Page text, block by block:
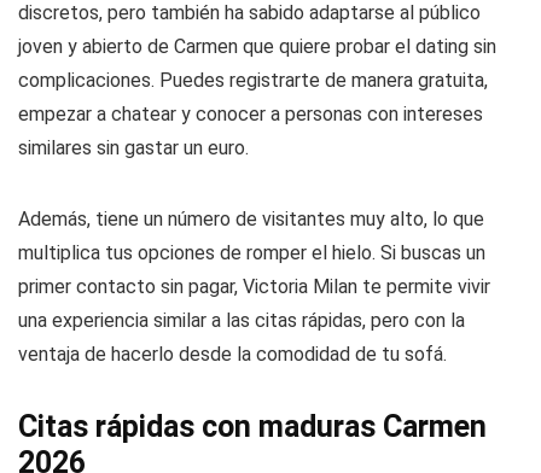
discretos, pero también ha sabido adaptarse al público
joven y abierto de Carmen que quiere probar el dating sin
complicaciones. Puedes registrarte de manera gratuita,
empezar a chatear y conocer a personas con intereses
similares sin gastar un euro.
Además, tiene un número de visitantes muy alto, lo que
multiplica tus opciones de romper el hielo. Si buscas un
primer contacto sin pagar, Victoria Milan te permite vivir
una experiencia similar a las citas rápidas, pero con la
ventaja de hacerlo desde la comodidad de tu sofá.
Citas rápidas con maduras Carmen
2026